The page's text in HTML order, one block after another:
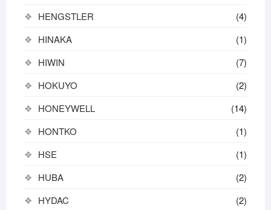
HENGSTLER
(4)
HINAKA
(1)
HIWIN
(7)
HOKUYO
(2)
HONEYWELL
(14)
HONTKO
(1)
HSE
(1)
HUBA
(2)
HYDAC
(2)